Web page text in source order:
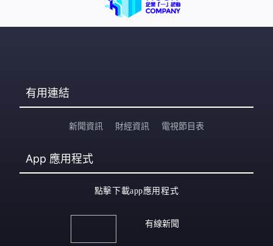
有用連結
新聞資訊 財經資訊 電視節目表
App 應用程式
點擊下載app應用程式
有線新聞